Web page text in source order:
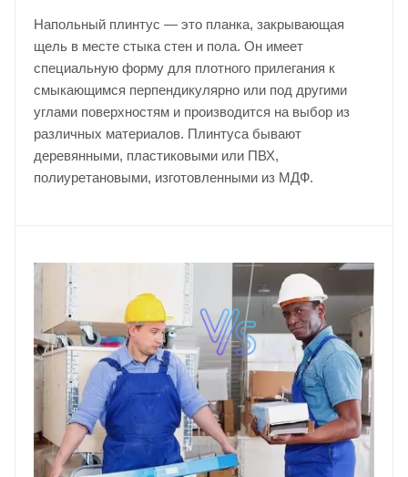
Напольный плинтус — это планка, закрывающая
щель в месте стыка стен и пола. Он имеет
специальную форму для плотного прилегания к
смыкающимся перпендикулярно или под другими
углами поверхностям и производится на выбор из
различных материалов. Плинтуса бывают
деревянными, пластиковыми или ПВХ,
полиуретановыми, изготовленными из МДФ.